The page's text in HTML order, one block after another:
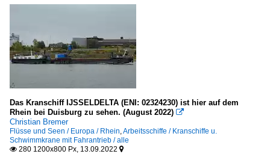
Das Kranschiff IJSSELDELTA (ENI: 02324230) ist hier auf dem
Rhein bei Duisburg zu sehen. (August 2022) 
Christian Bremer
Flüsse und Seen / Europa / Rhein,Arbeitsschiffe / Kranschiffe u.
Schwimmkrane mit Fahrantrieb / alle
 280 1200x800 Px, 13.09.2022 